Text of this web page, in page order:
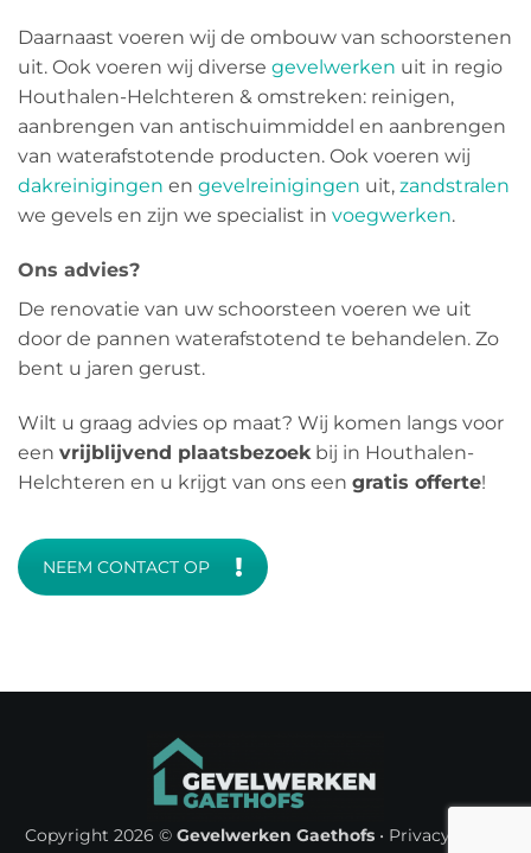
Daarnaast voeren wij de ombouw van schoorstenen
uit. Ook voeren wij diverse gevelwerken uit in regio
Houthalen-Helchteren & omstreken: reinigen,
aanbrengen van antischuimmiddel en aanbrengen
van waterafstotende producten. Ook voeren wij
dakreinigingen en gevelreinigingen uit, zandstralen
we gevels en zijn we specialist in voegwerken.
Ons advies?
De renovatie van uw schoorsteen voeren we uit
door de pannen waterafstotend te behandelen. Zo
bent u jaren gerust.
Wilt u graag advies op maat? Wij komen langs voor
een vrijblijvend plaatsbezoek bij in Houthalen-
Helchteren en u krijgt van ons een gratis offerte!
NEEM CONTACT OP
Copyright 2026 © Gevelwerken Gaethofs • Privacy Policy